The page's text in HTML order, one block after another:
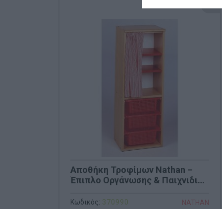
Αποθήκη Τροφίμων Nathan –
Έπιπλο Οργάνωσης & Παιχνιδιού
Κωδικός: 370990 NATHAN